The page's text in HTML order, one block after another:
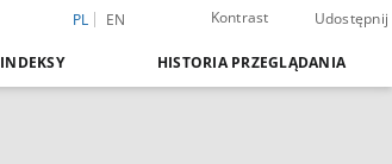
PL EN Kontrast Udostępnij
INDEKSY HISTORIA PRZEGLĄDANIA